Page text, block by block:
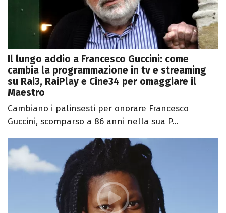
Il lungo addio a Francesco Guccini: come
cambia la programmazione in tv e streaming
su Rai3, RaiPlay e Cine34 per omaggiare il
Maestro
Cambiano i palinsesti per onorare Francesco
Guccini, scomparso a 86 anni nella sua P...